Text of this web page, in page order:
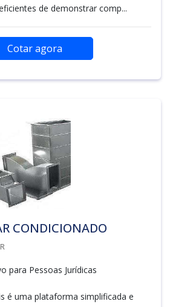
de demonstrar comp...
Cotar agora
CONDICIONADO
para Pessoas Jurídicas
é uma plataforma simplificada e